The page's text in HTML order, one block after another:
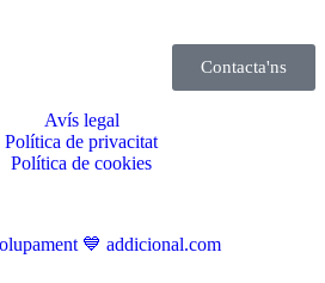
Contacta'ns
Avís legal
Política de privacitat
Política de cookies
💙 addicional.com